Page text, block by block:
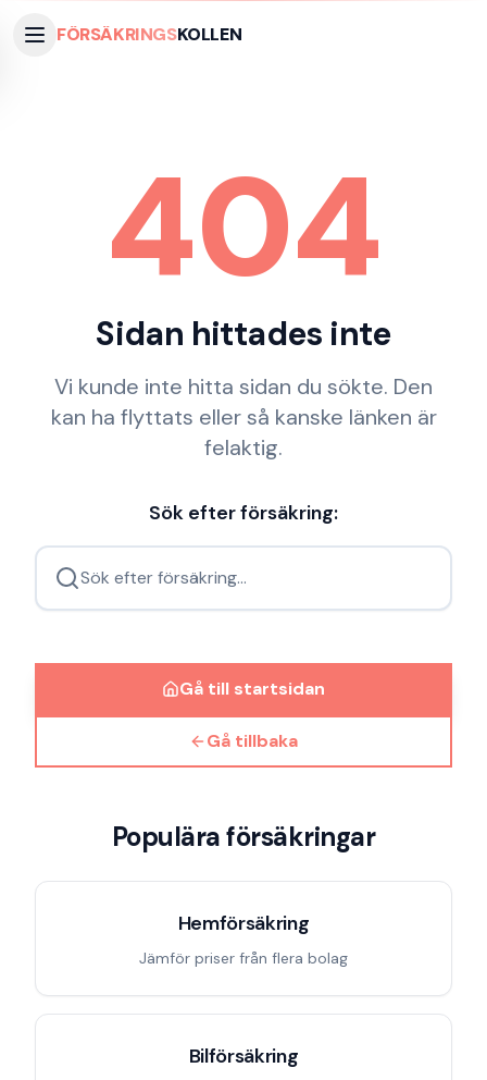
FÖRSÄKRINGSKOLLEN
404
Sidan hittades inte
Vi kunde inte hitta sidan du sökte. Den
kan ha flyttats eller så kanske länken är
felaktig.
Sök efter försäkring:
Sök efter försäkring...
Gå till startsidan
Gå tillbaka
Populära försäkringar
Hemförsäkring
Jämför priser från flera bolag
Bilförsäkring